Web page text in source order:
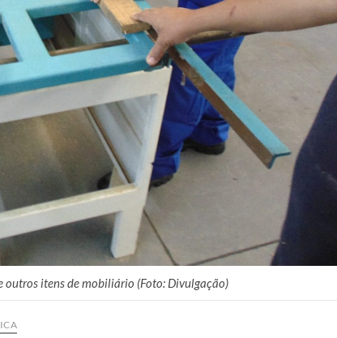
itens de mobiliário (Foto: Divulgação)